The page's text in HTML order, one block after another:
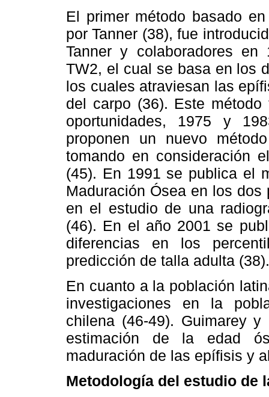
El primer método basado
por Tanner (38), fue
Tanner y colaboradores en
TW2, el cual se basa en los
los cuales atraviesan las
del carpo (36). Este
oportunidades, 1975 y
proponen un nuevo
tomando en consideración
(45). En 1991 se publica el
Maduración Ósea en los
en el estudio de una
(46). En el año 2001 se
diferencias en los
predicción de talla adulta (38).
En cuanto a la población
investigaciones en la
chilena (46-49). Guimarey
estimación de la edad
maduración de las epífisis y
Metodología del estudio de